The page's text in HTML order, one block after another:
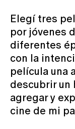
Elegí tres
por jóvenes
diferentes
con la
película una
descubrir un
agregar y
cine de mi